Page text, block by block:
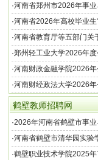
·河南省郑州市2026年事
·河南省2026年高校毕业生
·河南省教育厅等五部门关
公费师范生招生工作的通
·郑州轻工业大学2026年
才公告
·河南财政金融学院2026
·河南财经政法大学2026
鹤壁教师招聘网
·2026年河南省鹤壁市事
·河南省鹤壁市清华园实验
公告
·鹤壁职业技术学院2025